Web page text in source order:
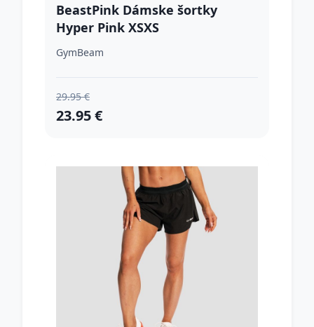
BeastPink Dámske šortky
Hyper Pink XSXS
GymBeam
29.95 €
23.95 €